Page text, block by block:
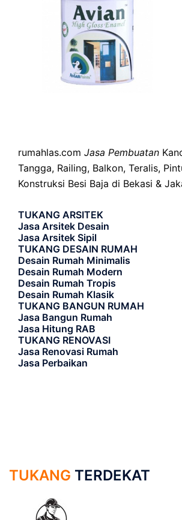
rumahlas.com Jasa Pembuatan
Tangga, Railing, Balkon, Teralis,
Konstruksi Besi Baja di Bekasi &
TUKANG ARSITEK
Jasa Arsitek Desain
Jasa Arsitek Sipil
TUKANG DESAIN RUMAH
Desain Rumah Minimalis
Desain Rumah Modern
Desain Rumah Tropis
Desain Rumah Klasik
TUKANG BANGUN RUMAH
Jasa Bangun Rumah
Jasa Hitung RAB
TUKANG RENOVASI
Jasa Renovasi Rumah
Jasa Perbaikan
TUKANG TERDEKAT